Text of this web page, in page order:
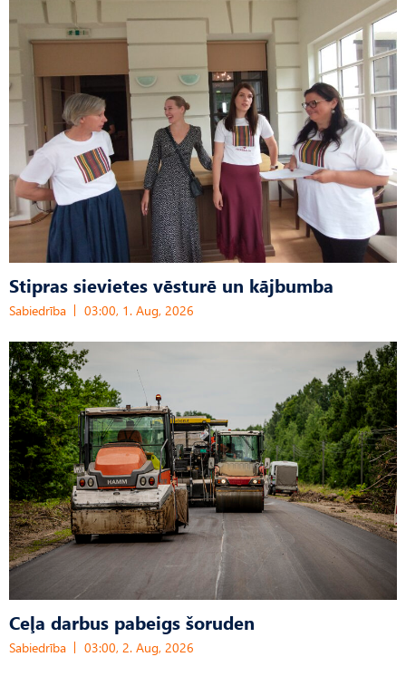
Stipras sievietes vēsturē un kājbumba
Sabiedrība 03:00, 1. Aug, 2026
Ceļa darbus pabeigs šoruden
Sabiedrība 03:00, 2. Aug, 2026